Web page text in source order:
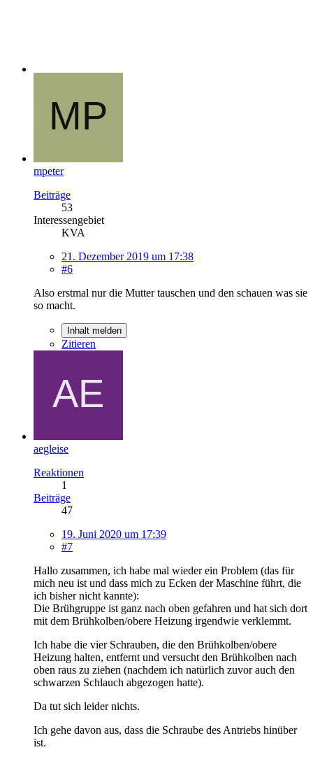
mpeter
Beiträge
53
Interessengebiet
KVA
21. Dezember 2019 um 17:38
#6
Also erstmal nur die Mutter tauschen und den schauen was sie
so macht.
Inhalt melden
Zitieren
aegleise
Reaktionen
1
Beiträge
47
19. Juni 2020 um 17:39
#7
Hallo zusammen, ich habe mal wieder ein Problem (das für
mich neu ist und dass mich zu Ecken der Maschine führt, die
ich bisher nicht kannte):
Die Brühgruppe ist ganz nach oben gefahren und hat sich dort
mit dem Brühkolben/obere Heizung irgendwie verklemmt.
Ich habe die vier Schrauben, die den Brühkolben/obere
Heizung halten, entfernt und versucht den Brühkolben nach
oben raus zu ziehen (nachdem ich natürlich zuvor auch den
schwarzen Schlauch abgezogen hatte).
Da tut sich leider nichts.
Ich gehe davon aus, dass die Schraube des Antriebs hinüber
ist.